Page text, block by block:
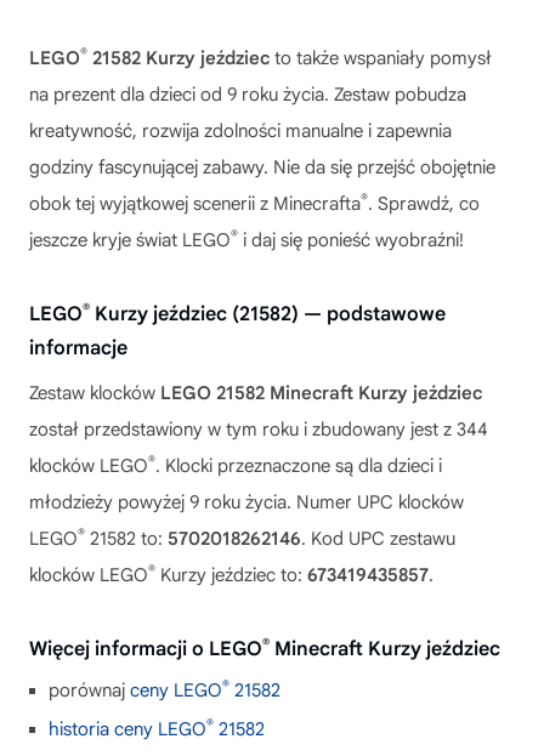
LEGO® 21582 Kurzy jeździec to także wspaniały pomysł
na prezent dla dzieci od 9 roku życia. Zestaw pobudza
kreatywność, rozwija zdolności manualne i zapewnia
godziny fascynującej zabawy. Nie da się przejść obojętnie
obok tej wyjątkowej scenerii z Minecrafta®. Sprawdź, co
jeszcze kryje świat LEGO® i daj się ponieść wyobraźni!
LEGO® Kurzy jeździec (21582) — podstawowe
informacje
Zestaw klocków LEGO 21582 Minecraft Kurzy jeździec
został przedstawiony w tym roku i zbudowany jest z 344
klocków LEGO®. Klocki przeznaczone są dla dzieci i
młodzieży powyżej 9 roku życia. Numer UPC klocków
LEGO® 21582 to: 5702018262146. Kod UPC zestawu
klocków LEGO® Kurzy jeździec to: 673419435857.
Więcej informacji o LEGO® Minecraft Kurzy jeździec
porównaj ceny LEGO® 21582
historia ceny LEGO® 21582